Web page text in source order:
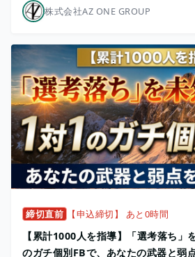
株式会社AZ ONE GROUP
締切直前 【申込締切】 あと0時間
【累計1000人を指導】「選考落ち」
のガチ個別FBで、あなたの武器と弱